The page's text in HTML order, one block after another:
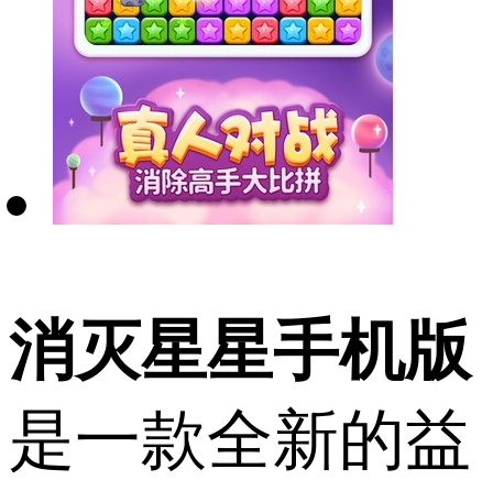
消灭星星手机版
是一款全新的益